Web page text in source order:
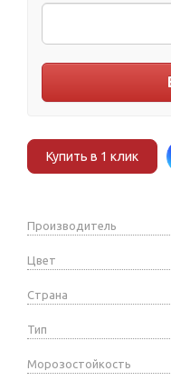
Купить в 1 клик
Производитель
Цвет
Страна
Тип
Морозостойкость